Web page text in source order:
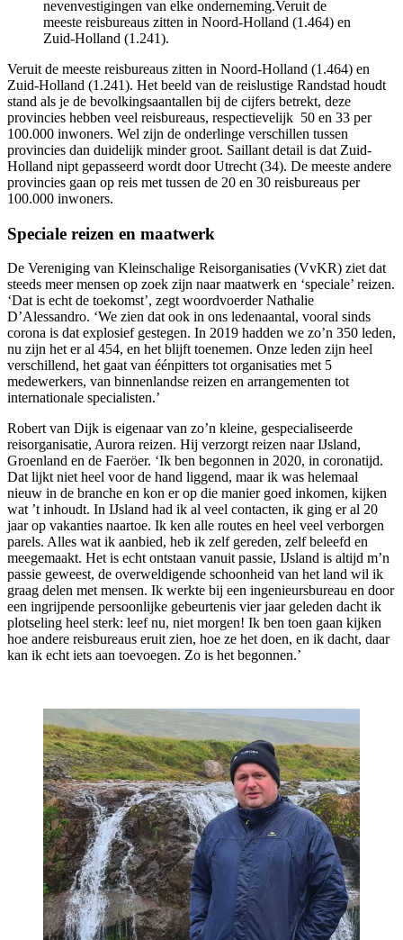
nevenvestigingen van elke onderneming.Veruit de
meeste reisbureaus zitten in Noord-Holland (1.464) en
Zuid-Holland (1.241).
Veruit de meeste reisbureaus zitten in Noord-Holland (1.464) en
Zuid-Holland (1.241). Het beeld van de reislustige Randstad houdt
stand als je de bevolkingsaantallen bij de cijfers betrekt, deze
provincies hebben veel reisbureaus, respectievelijk 50 en 33 per
100.000 inwoners. Wel zijn de onderlinge verschillen tussen
provincies dan duidelijk minder groot. Saillant detail is dat Zuid-
Holland nipt gepasseerd wordt door Utrecht (34). De meeste andere
provincies gaan op reis met tussen de 20 en 30 reisbureaus per
100.000 inwoners.
Speciale reizen en maatwerk
De Vereniging van Kleinschalige Reisorganisaties (VvKR) ziet dat
steeds meer mensen op zoek zijn naar maatwerk en ‘speciale’ reizen.
‘Dat is echt de toekomst’, zegt woordvoerder Nathalie
D’Alessandro. ‘We zien dat ook in ons ledenaantal, vooral sinds
corona is dat explosief gestegen. In 2019 hadden we zo’n 350 leden,
nu zijn het er al 454, en het blijft toenemen. Onze leden zijn heel
verschillend, het gaat van éénpitters tot organisaties met 5
medewerkers, van binnenlandse reizen en arrangementen tot
internationale specialisten.’
Robert van Dijk is eigenaar van zo’n kleine, gespecialiseerde
reisorganisatie, Aurora reizen. Hij verzorgt reizen naar IJsland,
Groenland en de Faeröer. ‘Ik ben begonnen in 2020, in coronatijd.
Dat lijkt niet heel voor de hand liggend, maar ik was helemaal
nieuw in de branche en kon er op die manier goed inkomen, kijken
wat ’t inhoudt. In IJsland had ik al veel contacten, ik ging er al 20
jaar op vakanties naartoe. Ik ken alle routes en heel veel verborgen
parels. Alles wat ik aanbied, heb ik zelf gereden, zelf beleefd en
meegemaakt. Het is echt ontstaan vanuit passie, IJsland is altijd m’n
passie geweest, de overweldigende schoonheid van het land wil ik
graag delen met mensen. Ik werkte bij een ingenieursbureau en door
een ingrijpende persoonlijke gebeurtenis vier jaar geleden dacht ik
plotseling heel sterk: leef nu, niet morgen! Ik ben toen gaan kijken
hoe andere reisbureaus eruit zien, hoe ze het doen, en ik dacht, daar
kan ik echt iets aan toevoegen. Zo is het begonnen.’